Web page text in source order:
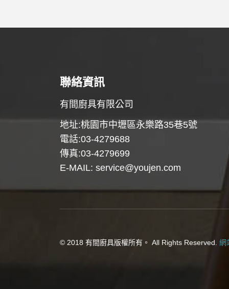
聯絡資訊
有間廚具有限公司
地址:桃園市中壢區永樂路35巷5號
電話:03-4279688
傳真:03-4279699
E-MAIL: service@youjen.com
© 2018 有間廚具版權所有。 All Rights Reserved. 網